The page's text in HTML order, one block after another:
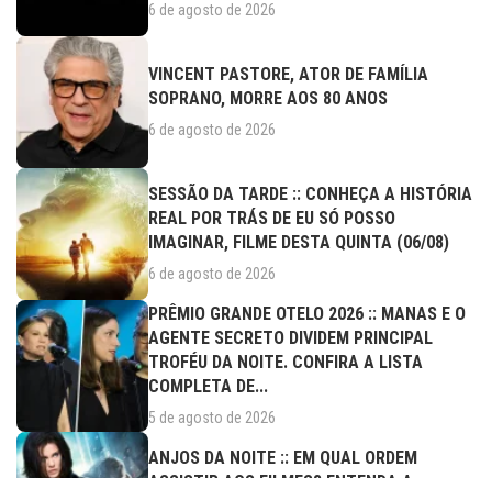
6 de agosto de 2026
VINCENT PASTORE, ATOR DE FAMÍLIA
SOPRANO, MORRE AOS 80 ANOS
6 de agosto de 2026
SESSÃO DA TARDE :: CONHEÇA A HISTÓRIA
REAL POR TRÁS DE EU SÓ POSSO
IMAGINAR, FILME DESTA QUINTA (06/08)
6 de agosto de 2026
PRÊMIO GRANDE OTELO 2026 :: MANAS E O
AGENTE SECRETO DIVIDEM PRINCIPAL
TROFÉU DA NOITE. CONFIRA A LISTA
COMPLETA DE...
5 de agosto de 2026
ANJOS DA NOITE :: EM QUAL ORDEM